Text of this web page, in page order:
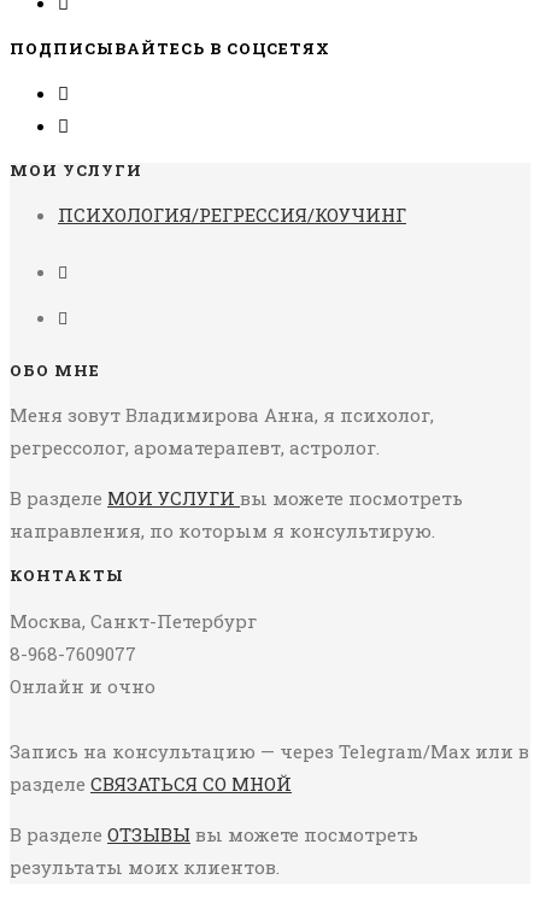
ПОДПИСЫВАЙТЕСЬ В СОЦСЕТЯХ
МОИ УСЛУГИ
ПСИХОЛОГИЯ/РЕГРЕССИЯ/КОУЧИНГ
ОБО МНЕ
Меня зовут Владимирова Анна, я психолог,
регрессолог, ароматерапевт, астролог.
В разделе МОИ УСЛУГИ вы можете посмотреть
направления, по которым я консультирую.
КОНТАКТЫ
Москва, Санкт-Петербург
8-968-7609077
Онлайн и очно
Запись на консультацию — через Telegram/Max или в
разделе СВЯЗАТЬСЯ СО МНОЙ
В разделе ОТЗЫВЫ вы можете посмотреть
результаты моих клиентов.